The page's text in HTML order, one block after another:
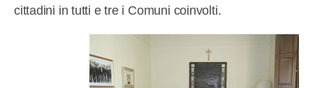
cittadini in tutti e tre i Comuni coinvolti.